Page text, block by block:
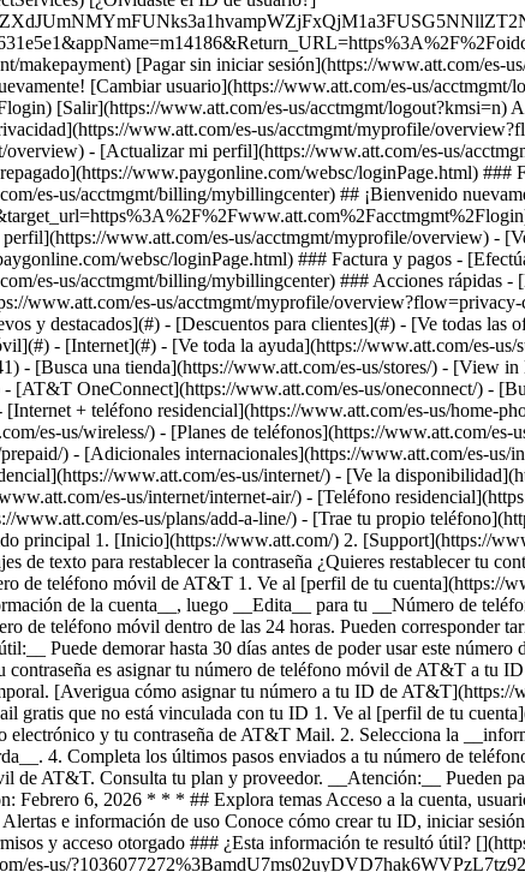
y destacados](#) - [Descuentos para clientes](#) - [Ve todas
- [Internet](#) - [Ve toda la ayuda](https://www.att.com/es-us/